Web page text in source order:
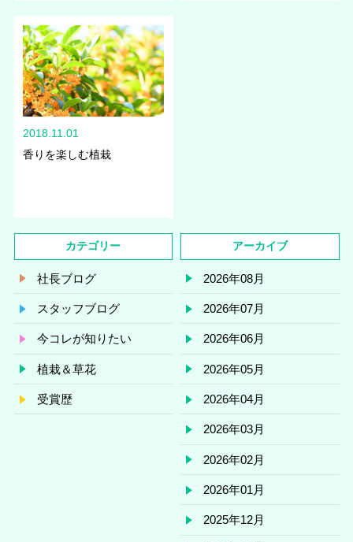
2018.11.01
香りを楽しむ植栽
カテゴリー
社長ブログ
スタッフブログ
今コレが知りたい
植栽＆草花
受賞歴
アーカイブ
2026年08月
2026年07月
2026年06月
2026年05月
2026年04月
2026年03月
2026年02月
2026年01月
2025年12月